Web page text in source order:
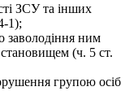
ЗСУ та інших
1);
заволодіння ним
(ч. 5 ст.
групою осіб